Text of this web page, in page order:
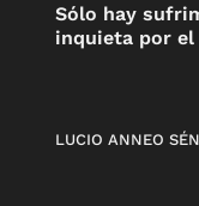
Sólo hay
inquieta por el
LUCIO ANNEO